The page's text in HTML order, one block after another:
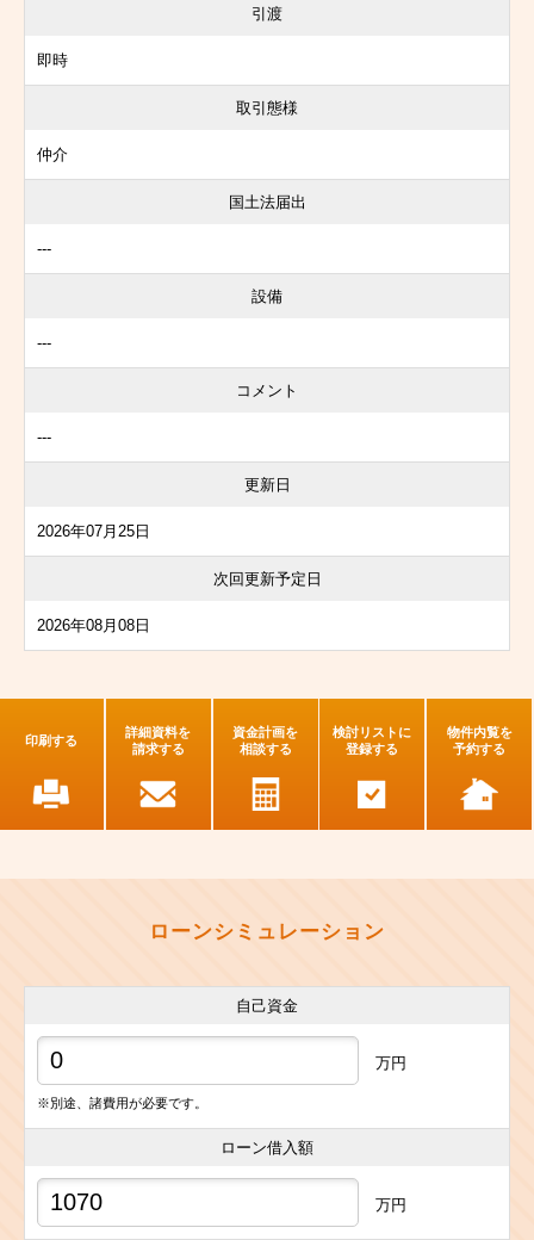
引渡
即時
取引態様
仲介
国土法届出
---
設備
---
コメント
---
更新日
2026年07月25日
次回更新予定日
2026年08月08日
印刷する
詳細資料を
請求する
資金計画を
相談する
検討リストに
登録する
物件内覧を
予約する
ローンシミュレーション
自己資金
万円
※別途、諸費用が必要です。
ローン借入額
万円